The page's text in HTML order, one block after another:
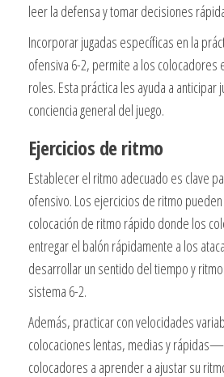
leer la defensa y tomar decisiones
Incorporar jugadas específicas en la
ofensiva 6-2, permite a los colocadores
roles. Esta práctica les ayuda a anticipar
conciencia general del juego.
Ejercicios de ritmo
Establecer el ritmo adecuado es clave
ofensivo. Los ejercicios de ritmo
colocación de ritmo rápido donde los
entregar el balón rápidamente a los
desarrollar un sentido del tiempo y
sistema 6-2.
Además, practicar con velocidades
colocaciones lentas, medias y
colocadores a aprender a ajustar su